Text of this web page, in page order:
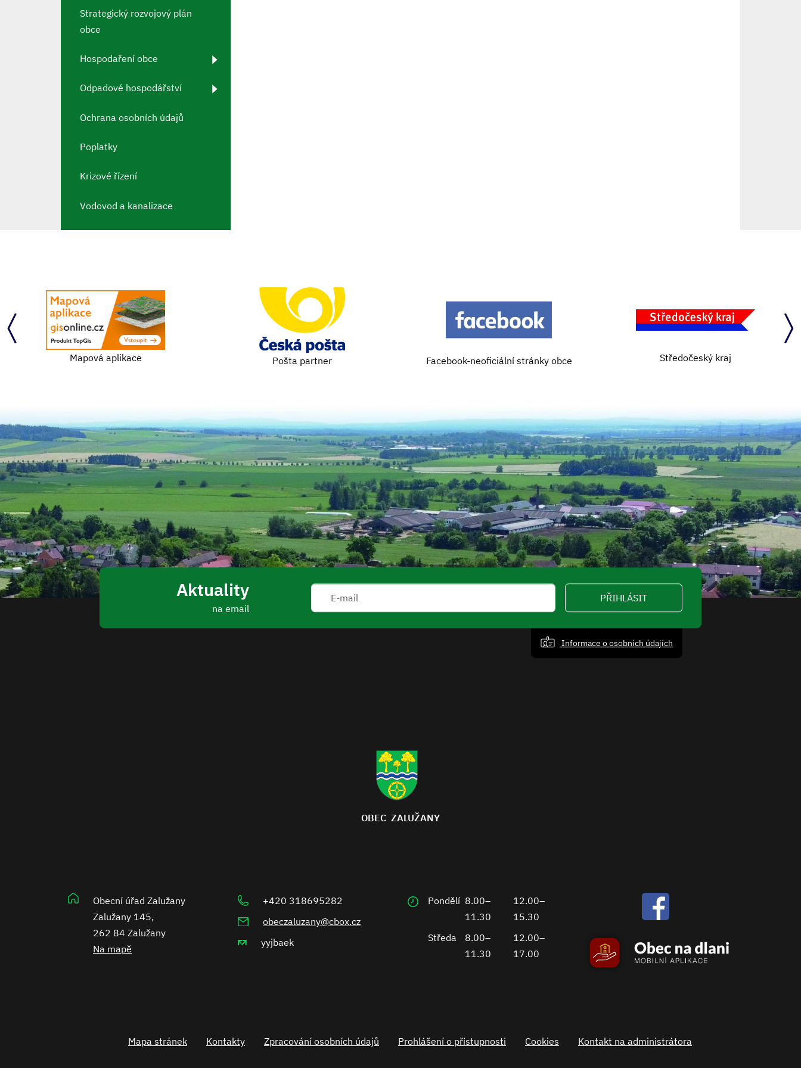
Strategický rozvojový plán
obce
Hospodaření obce
Odpadové hospodářství
Ochrana osobních údajů
Poplatky
Krizové řízení
Vodovod a kanalizace
Mapová aplikace Pošta partner Facebook-neoficiální stránky obce Středočeský kraj
Aktuality
na email
PŘIHLÁSIT
Informace o osobních údajích
OBEC ZALUŽANY
Obecní úřad Zalužany
Zalužany 145,
262 84 Zalužany
Na mapě
+420 318695282
obeczaluzany@cbox.cz
yyjbaek
Pondělí 8.00–
11.30
12.00–
15.30
Středa
8.00–
11.30
12.00–
17.00
Mapa stránek Kontakty Zpracování osobních údajů Prohlášení o přístupnosti Cookies Kontakt na administrátora